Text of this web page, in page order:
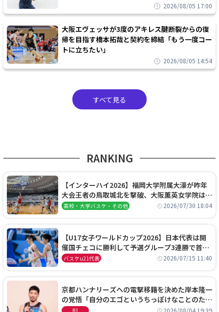
2026/08/05 17:00
大阪エヴェッサが3度のアキレス腱断裂からの復
帰を目指す橋本拓哉と契約を締結「もう一度コー
トに立ちたい」
2026/08/05 14:54
すべて見る
RANKING
【インターハイ2026】福岡大学附属大濠が昨年
大会王者の鳥取城北を撃破、大阪薫英女学院は岐
阜女子に完勝、大会3日目試合結果
高校・大学バスケ・その他 2026/07/30 18:04
【U17女子ワールドカップ2026】日本代表は開
催国チェコに勝利して予選グループ3連勝で首位
通過！準々決勝の相手はエジプトに決定
バスケu21代表 2026/07/15 11:40
京都ハンナリーズへの電撃移籍を決めた岸本隆一
の覚悟「自分のエゴというちっぽけなことのため
に、京都に来たわけではない」
B1